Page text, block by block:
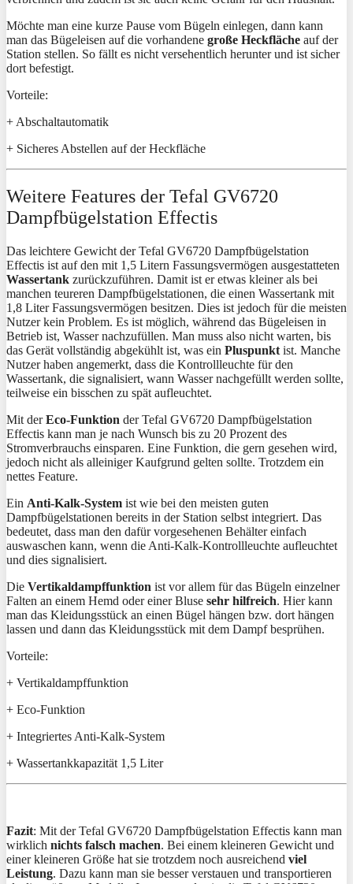
Möchte man eine kurze Pause vom Bügeln einlegen, dann kann
man das Bügeleisen auf die vorhandene große Heckfläche auf der
Station stellen. So fällt es nicht versehentlich herunter und ist sicher
dort befestigt.
Vorteile:
+ Abschaltautomatik
+ Sicheres Abstellen auf der Heckfläche
Weitere Features der Tefal GV6720
Dampfbügelstation Effectis
Das leichtere Gewicht der Tefal GV6720 Dampfbügelstation
Effectis ist auf den mit 1,5 Litern Fassungsvermögen ausgestatteten
Wassertank zurückzuführen. Damit ist er etwas kleiner als bei
manchen teureren Dampfbügelstationen, die einen Wassertank mit
1,8 Liter Fassungsvermögen besitzen. Dies ist jedoch für die meisten
Nutzer kein Problem. Es ist möglich, während das Bügeleisen in
Betrieb ist, Wasser nachzufüllen. Man muss also nicht warten, bis
das Gerät vollständig abgekühlt ist, was ein Pluspunkt ist. Manche
Nutzer haben angemerkt, dass die Kontrollleuchte für den
Wassertank, die signalisiert, wann Wasser nachgefüllt werden sollte,
teilweise ein bisschen zu spät aufleuchtet.
Mit derEco-Funktion der Tefal GV6720 Dampfbügelstation
Effectis kann man je nach Wunsch bis zu 20 Prozent des
Stromverbrauchs einsparen. Eine Funktion, die gern gesehen wird,
jedoch nicht als alleiniger Kaufgrund gelten sollte. Trotzdem ein
nettes Feature.
Ein Anti-Kalk-System ist wie bei den meisten guten
Dampfbügelstationen bereits in der Station selbst integriert. Das
bedeutet, dass man den dafür vorgesehenen Behälter einfach
auswaschen kann, wenn die Anti-Kalk-Kontrollleuchte aufleuchtet
und dies signalisiert.
Die Vertikaldampffunktion ist vor allem für das Bügeln einzelner
Falten an einem Hemd oder einer Bluse sehr hilfreich. Hier kann
man das Kleidungsstück an einen Bügel hängen bzw. dort hängen
lassen und dann das Kleidungsstück mit dem Dampf besprühen.
Vorteile:
+ Vertikaldampffunktion
+ Eco-Funktion
+ Integriertes Anti-Kalk-System
+ Wassertankkapazität 1,5 Liter
Fazit: Mit der Tefal GV6720 Dampfbügelstation Effectis kann man
wirklich nichts falsch machen. Bei einem kleineren Gewicht und
einer kleineren Größe hat sie trotzdem noch ausreichend viel
Leistung. Dazu kann man sie besser verstauen und transportieren